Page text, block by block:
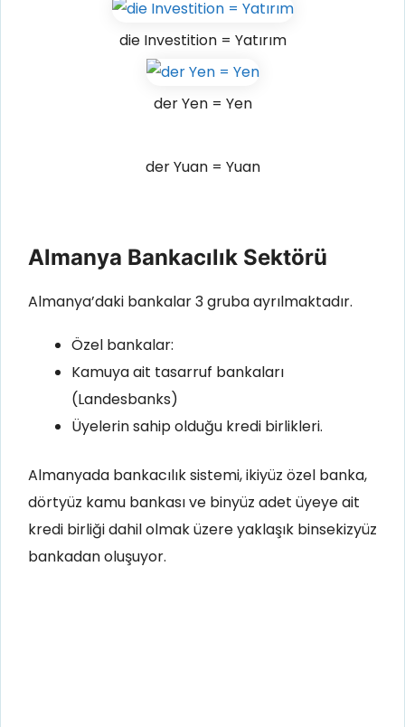
die Investition = Yatırım
der Yen = Yen
der Yuan = Yuan
Almanya Bankacılık Sektörü
Almanya’daki bankalar 3 gruba ayrılmaktadır.
Özel bankalar:
Kamuya ait tasarruf bankaları
(Landesbanks)
Üyelerin sahip olduğu kredi birlikleri.
Almanyada bankacılık sistemi, ikiyüz özel banka,
dörtyüz kamu bankası ve binyüz adet üyeye ait
kredi birliği dahil olmak üzere yaklaşık binsekizyüz
bankadan oluşuyor.